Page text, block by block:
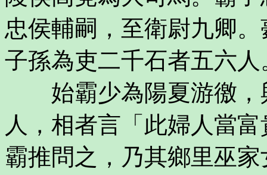
忠侯輔嗣，至衛尉九卿
子孫為吏二千石者五六人
始霸少為陽夏游徼，
人，相者言「此婦人當
霸推問之，乃其鄉里巫